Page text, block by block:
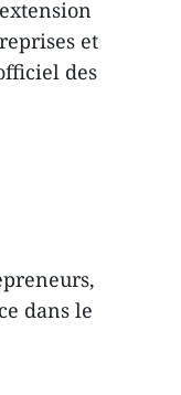
et
des
dans le